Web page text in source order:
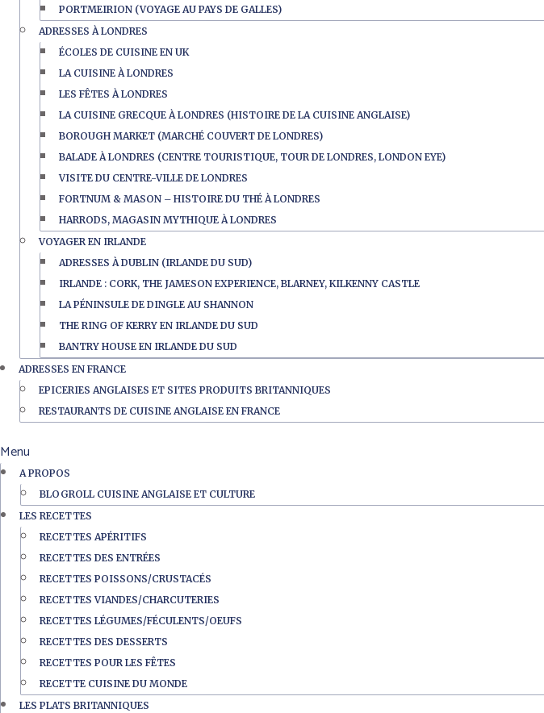
PORTMEIRION (VOYAGE AU PAYS DE GALLES)
ADRESSES À LONDRES
ÉCOLES DE CUISINE EN UK
LA CUISINE À LONDRES
LES FÊTES À LONDRES
LA CUISINE GRECQUE À LONDRES (HISTOIRE DE LA CUISINE ANGLAISE)
BOROUGH MARKET (MARCHÉ COUVERT DE LONDRES)
BALADE À LONDRES (CENTRE TOURISTIQUE, TOUR DE LONDRES, LONDON EYE)
VISITE DU CENTRE-VILLE DE LONDRES
FORTNUM & MASON – HISTOIRE DU THÉ À LONDRES
HARRODS, MAGASIN MYTHIQUE À LONDRES
VOYAGER EN IRLANDE
ADRESSES À DUBLIN (IRLANDE DU SUD)
IRLANDE : CORK, THE JAMESON EXPERIENCE, BLARNEY, KILKENNY CASTLE
LA PÉNINSULE DE DINGLE AU SHANNON
THE RING OF KERRY EN IRLANDE DU SUD
BANTRY HOUSE EN IRLANDE DU SUD
ADRESSES EN FRANCE
EPICERIES ANGLAISES ET SITES PRODUITS BRITANNIQUES
RESTAURANTS DE CUISINE ANGLAISE EN FRANCE
Menu
A PROPOS
BLOGROLL CUISINE ANGLAISE ET CULTURE
LES RECETTES
RECETTES APÉRITIFS
RECETTES DES ENTRÉES
RECETTES POISSONS/CRUSTACÉS
RECETTES VIANDES/CHARCUTERIES
RECETTES LÉGUMES/FÉCULENTS/OEUFS
RECETTES DES DESSERTS
RECETTES POUR LES FÊTES
RECETTE CUISINE DU MONDE
LES PLATS BRITANNIQUES